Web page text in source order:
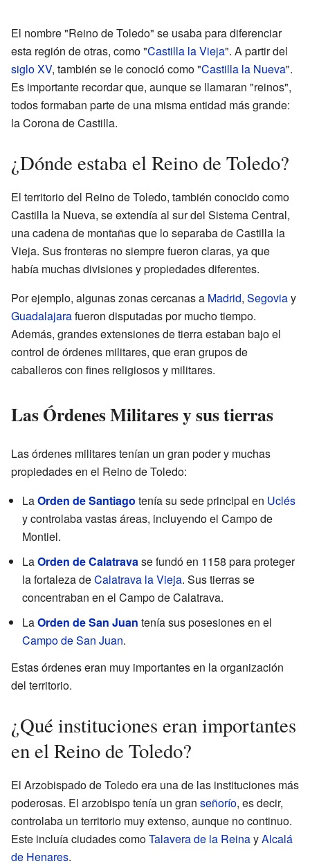
El nombre "Reino de Toledo" se usaba para diferenciar
esta región de otras, como "Castilla la Vieja". A partir del
siglo XV, también se le conoció como "Castilla la Nueva".
Es importante recordar que, aunque se llamaran "reinos",
todos formaban parte de una misma entidad más grande:
la Corona de Castilla.
¿Dónde estaba el Reino de Toledo?
El territorio del Reino de Toledo, también conocido como
Castilla la Nueva, se extendía al sur del Sistema Central,
una cadena de montañas que lo separaba de Castilla la
Vieja. Sus fronteras no siempre fueron claras, ya que
había muchas divisiones y propiedades diferentes.
Por ejemplo, algunas zonas cercanas a Madrid, Segoviay
Guadalajarafueron disputadas por mucho tiempo.
Además, grandes extensiones de tierra estaban bajo el
control de órdenes militares, que eran grupos de
caballeros con fines religiosos y militares.
Las Órdenes Militares y sus tierras
Las órdenes militares tenían un gran poder y muchas
propiedades en el Reino de Toledo:
LaOrden de Santiago tenía su sede principal en Uclés
y controlaba vastas áreas, incluyendo el Campo de
Montiel.
LaOrden de Calatravase fundó en 1158 para proteger
la fortaleza deCalatrava la Vieja. Sus tierras se
concentraban en el Campo de Calatrava.
LaOrden de San Juan tenía sus posesiones en el
Campo de San Juan.
Estas órdenes eran muy importantes en la organización
del territorio.
¿Qué instituciones eran importantes
en el Reino de Toledo?
El Arzobispado de Toledo era una de las instituciones más
poderosas. El arzobispo tenía un gran señorío, es decir,
controlaba un territorio muy extenso, aunque no continuo.
Este incluía ciudades comoTalavera de la ReinayAlcalá
de Henares.